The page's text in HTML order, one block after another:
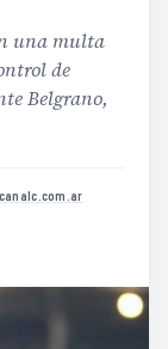
una multa
de
Belgrano,
canalc.com.ar